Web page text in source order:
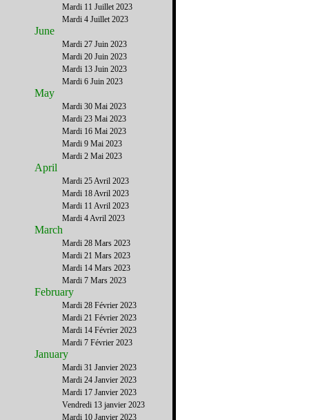
Mardi 11 Juillet 2023
Mardi 4 Juillet 2023
June
Mardi 27 Juin 2023
Mardi 20 Juin 2023
Mardi 13 Juin 2023
Mardi 6 Juin 2023
May
Mardi 30 Mai 2023
Mardi 23 Mai 2023
Mardi 16 Mai 2023
Mardi 9 Mai 2023
Mardi 2 Mai 2023
April
Mardi 25 Avril 2023
Mardi 18 Avril 2023
Mardi 11 Avril 2023
Mardi 4 Avril 2023
March
Mardi 28 Mars 2023
Mardi 21 Mars 2023
Mardi 14 Mars 2023
Mardi 7 Mars 2023
February
Mardi 28 Février 2023
Mardi 21 Février 2023
Mardi 14 Février 2023
Mardi 7 Février 2023
January
Mardi 31 Janvier 2023
Mardi 24 Janvier 2023
Mardi 17 Janvier 2023
Vendredi 13 janvier 2023
Mardi 10 Janvier 2023